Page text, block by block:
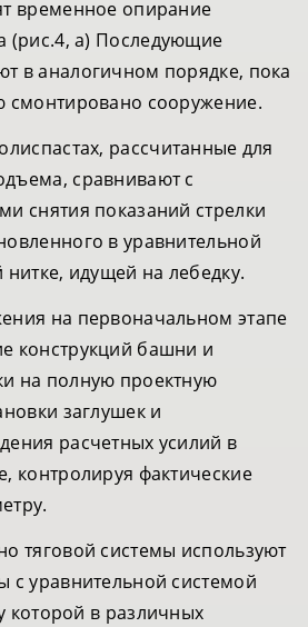
временное опирание
(рис.4, а) Последующие
в аналогичном порядке, пока
смонтировано сооружение.
рассчитанные для
сравнивают с
снятия показаний стрелки
в уравнительной
нитке, идущей на лебедку.
на первоначальном этапе
конструкций башни и
на полную проектную
заглушек и
расчетных усилий в
контролируя фактические
тяговой системы используют
с уравнительной системой
которой в различных